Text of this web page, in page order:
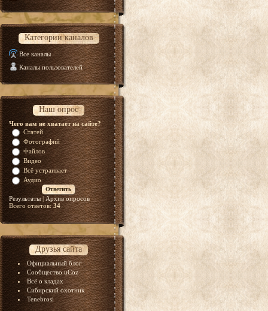
Категории каналов
Все каналы
Каналы пользователей
Наш опрос
Чего вам не хватает на сайте?
Статей
Фотографий
Файлов
Видео
Всё устраивает
Аудио
Результаты|Архив опросов
Всего ответов:34
Друзья сайта
Официальный блог
Сообщество uCoz
Всё о кладах
Сибирский охотник
Tenebrosi